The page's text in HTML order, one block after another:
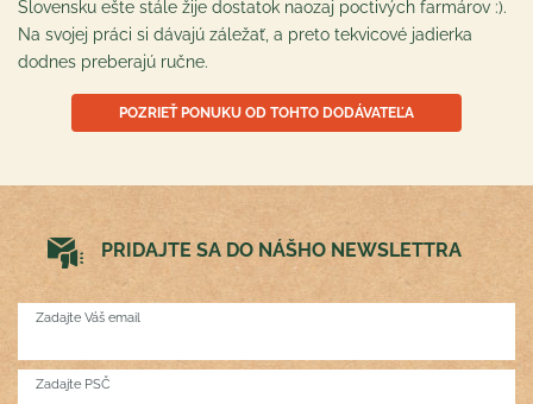
Slovensku ešte stále žije dostatok naozaj poctivých farmárov :).
Na svojej práci si dávajú záležať, a preto tekvicové jadierka
dodnes preberajú ručne.
POZRIEŤ PONUKU OD TOHTO DODÁVATEĽA
PRIDAJTE SA DO NÁŠHO NEWSLETTRA
Zadajte Váš email
Zadajte PSČ